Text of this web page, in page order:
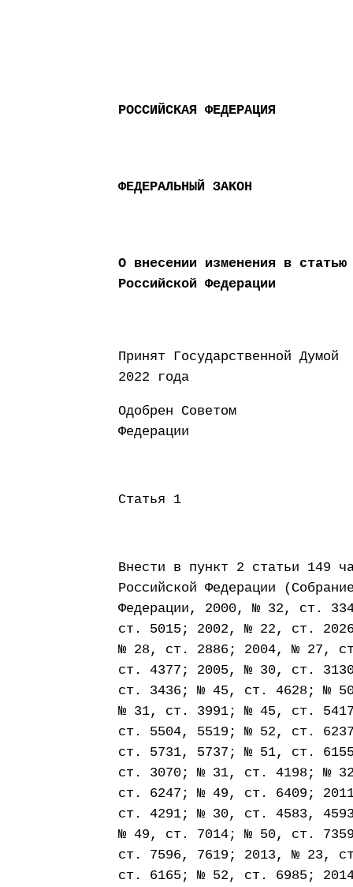
РОССИЙСКАЯ ФЕДЕРАЦИЯ
ФЕДЕРАЛЬНЫЙ ЗАКОН
О внесении изменения в
Российской Федерации
Принят
2022 года
Одобрен Советом
Федерации 13
Статья 1
Внести в пункт 2 статьи 149
Российской Федерации
Федерации, 2000, № 32, ст.
ст. 5015; 2002, № 22, ст.
№ 28, ст. 2886; 2004, № 27,
ст. 4377; 2005, № 30, ст.
ст. 3436; № 45, ст. 4628; №
№ 31, ст. 3991; № 45, ст.
ст. 5504, 5519; № 52, ст.
ст. 5731, 5737; № 51, ст.
ст. 3070; № 31, ст. 4198; №
ст. 6247; № 49, ст. 6409;
ст. 4291; № 30, ст. 4583,
№ 49, ст. 7014; № 50, ст.
ст. 7596, 7619; 2013, № 23,
ст. 6165; № 52, ст. 6985;